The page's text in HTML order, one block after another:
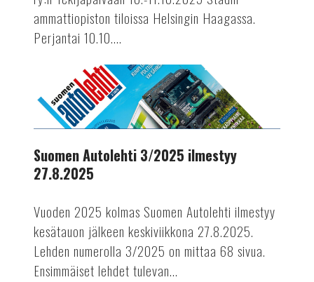
10.-11.10.2025
ammattiopiston tiloissa Helsingin Haagassa.
Perjantai 10.10....
Autolehti
3/2025
ilmestyy
AUTOTEKNIIKKA
Suomen Autolehti 3/2025 ilmestyy
27.8.2025
Vuoden 2025 kolmas Suomen Autolehti ilmestyy
kesätauon jälkeen keskiviikkona 27.8.2025.
Lehden numerolla 3/2025 on mittaa 68 sivua.
Ensimmäiset lehdet tulevan...